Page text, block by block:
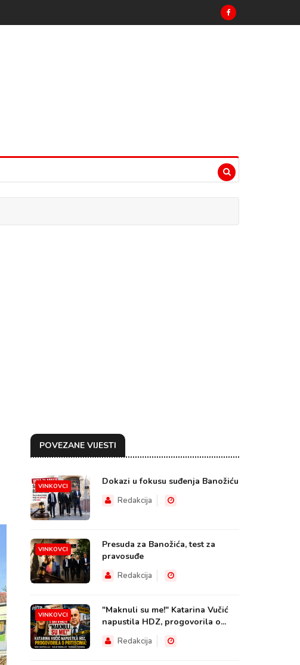
POVEZANE VIJESTI
VINKOVCI Dokazi u fokusu suđenja Banožiću
Redakcija
VINKOVCI
Presuda za Banožića, test za
pravosuđe
Redakcija
VINKOVCI
"Maknuli su me!" Katarina Vučić
napustila HDZ, progovorila o...
Redakcija